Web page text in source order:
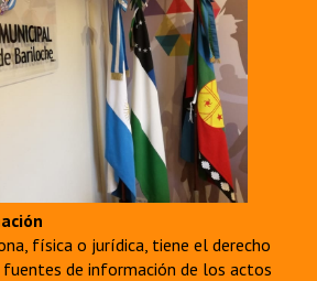
física o jurídica, tiene el derecho
fuentes de información de los actos